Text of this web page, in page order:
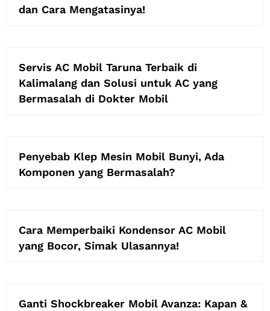
dan Cara Mengatasinya!
Servis AC Mobil Taruna Terbaik di
Kalimalang dan Solusi untuk AC yang
Bermasalah di Dokter Mobil
Penyebab Klep Mesin Mobil Bunyi, Ada
Komponen yang Bermasalah?
Cara Memperbaiki Kondensor AC Mobil
yang Bocor, Simak Ulasannya!
Ganti Shockbreaker Mobil Avanza: Kapan &